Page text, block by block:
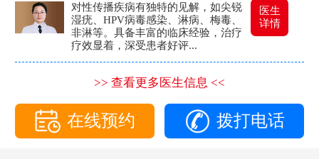
对性传播疾病有独特的见解，如尖锐
湿疣、HPV病毒感染、淋病、梅毒、
非淋等。具备丰富的临床经验，治疗
疗效显着，深受患者好评...
医生
详情
>> 查看更多医生信息 <<
在线预约 拨打电话